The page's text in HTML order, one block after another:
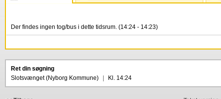
Der findes ingen tog/bus i dette tidsrum. (14:24 - 14:23)
Ret din søgning
Slotsvænget (Nyborg Kommune)
Kl. 14:24